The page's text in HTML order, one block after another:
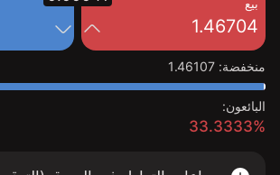
بيع
1.46704
منخفضة:
1.46107
البائعون:
33.3333%